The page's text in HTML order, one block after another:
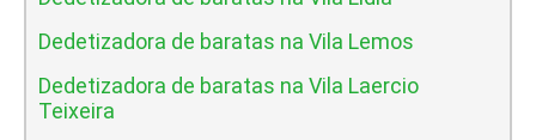
Dedetizadora de baratas na Vila Lemos
Dedetizadora de baratas na Vila Laercio
Teixeira